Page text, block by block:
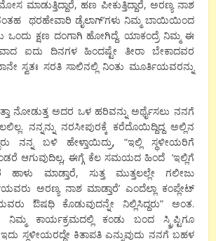
ಮಾಡುತ್ತಿದ್ದಾರೆ, ಹಣ ಪೀಕುತ್ತಿದ್ದಾರೆ, ಅರಣ್ಯ ನಾಶ
ಥರಹೇವಾರಿ ಡೈಲಾಗ್’ಗಳು ನಿಮ್ಮ ಬಾಯಿಯಿಂದ
ಒಂದು ಕ್ಷಣ ದಂಗಾಗಿ ಹೋಗಿದ್ದೆ. ಯಾಕಂದ್ರೆ ನಿಮ್ಮ ಈ
ಐದು ದಿನಗಳ ಹಿಂದಷ್ಟೇ ತೀರಾ ಬೇಕಾದವರ
ಸ್ವತಃ ಸರತಿ ಸಾಲಿನಲ್ಲಿ ನಿಂತು ಮೂರ್ತಿಯವರನ್ನು
ನೋಡುತ್ತ ಅದರ ಒಳ ಹರಿವನ್ನು ಅರ್ಥೈಸಲು ನನಗೆ
ನನ್ನನ್ನು ನರಸೀಪುರಕ್ಕೆ ಕರೆದೊಯಿದ್ದಿದ್ದ ಅಲ್ಲಿನ
ನನ್ನ ಬಳಿ ಹೇಳ್ತಾಯಿದ್ರು, “ಇಲ್ಲಿ ಸ್ಥಳೀಯರಿಗೆ
ಆಗುವುದಿಲ್ಲ, ಈಗ್ಗೆ ಕೆಲ ಸಮಯದ ಹಿಂದೆ ‘ಇಲ್ಲಿಗೆ
ಮಾಡ್ತಾರೆ, ಸುತ್ತ ಮುತ್ತಲಲ್ಲೇ ಗಲೀಜು
ಅರಣ್ಯ ನಾಶ ಮಾಡ್ತಾರೆ’ ಎಂದೆಲ್ಲಾ ಕಂಪ್ಲೇಟ್
ಔಷಧಿ ಕೊಡುವುದನ್ನೇ ನಿಲ್ಲಿಸಿದ್ದರು” ಅಂತ.
ನಿಮ್ಮ ಕಾರ್ಯಕ್ರಮದಲ್ಲಿ ಕಂಡು ಬಂದ ಸ್ಕ್ರಿಪ್ಟಿಗೂ
ಸ್ಥಳೀಯರದ್ದೇ ಕಿತಾಪತಿ ಎನ್ನುವುದು ನನಗೆ ಬಹಳ